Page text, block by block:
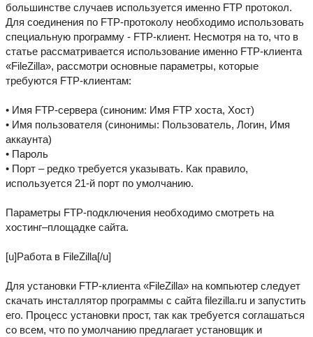
большинстве случаев используется именно FTP протокол.
Для соединения по FTP-протоколу необходимо использовать
специальную программу - FTP-клиент. Несмотря на то, что в
статье рассматривается использование именно FTP-клиента
«FileZilla», рассмотри основные параметры, которые
требуются FTP-клиентам:
• Имя FTP-сервера (синоним: Имя FTP хоста, Хост)
• Имя пользователя (синонимы: Пользователь, Логин, Имя
аккаунта)
• Пароль
• Порт – редко требуется указывать. Как правило,
используется 21-й порт по умолчанию.
Параметры FTP-подключения необходимо смотреть на
хостинг–площадке сайта.
[u]Работа в FileZilla[/u]
Для установки FTP-клиента «FileZilla» на компьютер следует
скачать инсталлятор программы с сайта filezilla.ru и запустить
его. Процесс установки прост, так как требуется соглашаться
со всем, что по умолчанию предлагает установщик и